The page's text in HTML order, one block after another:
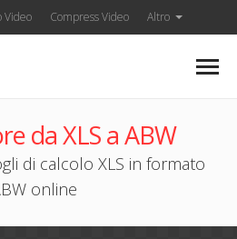
Video Compress Video Altro
da XLS a ABW
di calcolo XLS in formato
online